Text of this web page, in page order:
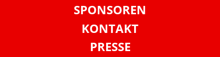
SPONSOREN
KONTAKT
PRESSE